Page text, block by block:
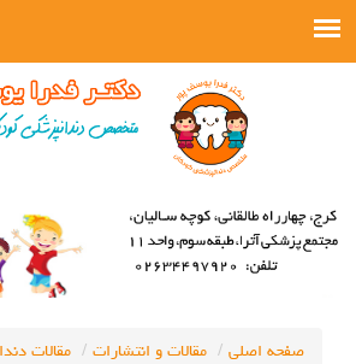
صفحه اصلی مقالات و انتشارات مقالات